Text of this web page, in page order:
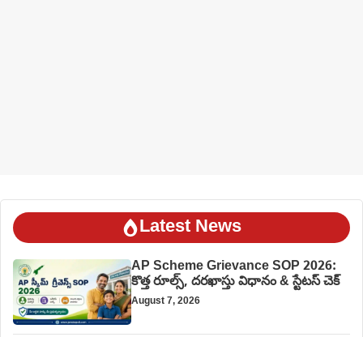
Latest News
AP Scheme Grievance SOP 2026:
కొత్త రూల్స్, దరఖాస్తు విధానం & స్టేటస్ చెక్
August 7, 2026